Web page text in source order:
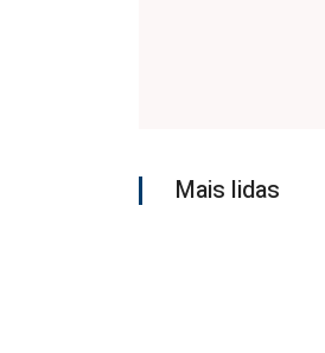
Mais lidas